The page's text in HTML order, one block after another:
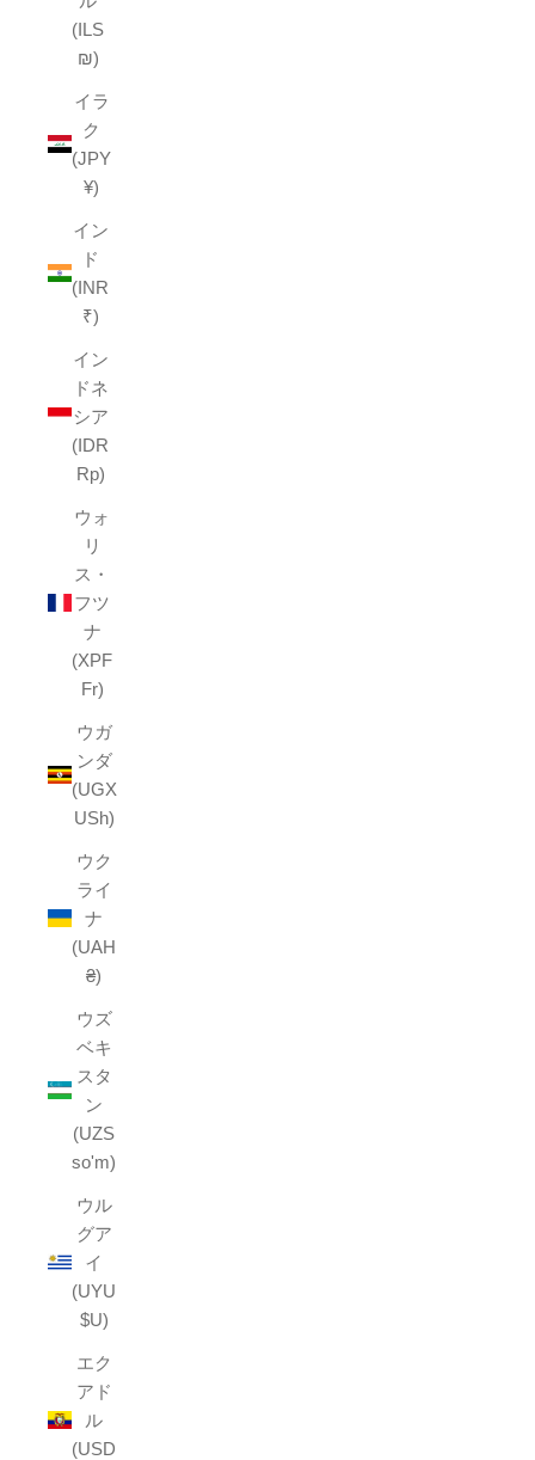
(ILS
₪)
イラ
ク
(JPY
¥)
イン
ド
(INR
₹)
イン
ドネ
シア
(IDR
Rp)
ウォ
リ
ス・
フツ
ナ
(XPF
Fr)
ウガ
ンダ
(UGX
USh)
ウク
ライ
ナ
(UAH
₴)
ウズ
ベキ
スタ
ン
(UZS
so'm)
ウル
グア
イ
(UYU
$U)
エク
アド
ル
(USD